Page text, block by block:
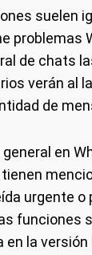
suelen
problemas
de chats
verán al
de
general en
urgente
funciones
en la